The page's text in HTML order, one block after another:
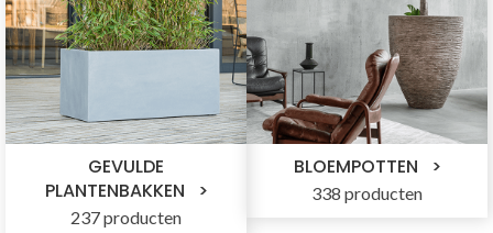
GEVULDE
PLANTENBAKKEN
237 producten
BLOEMPOTTEN
338 producten